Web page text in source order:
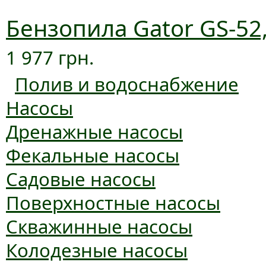
Бензопила Gator GS-
1 977 грн.
Полив и водоснабжение
Насосы
Дренажные насосы
Фекальные насосы
Садовые насосы
Поверхностные насосы
Скважинные насосы
Колодезные насосы